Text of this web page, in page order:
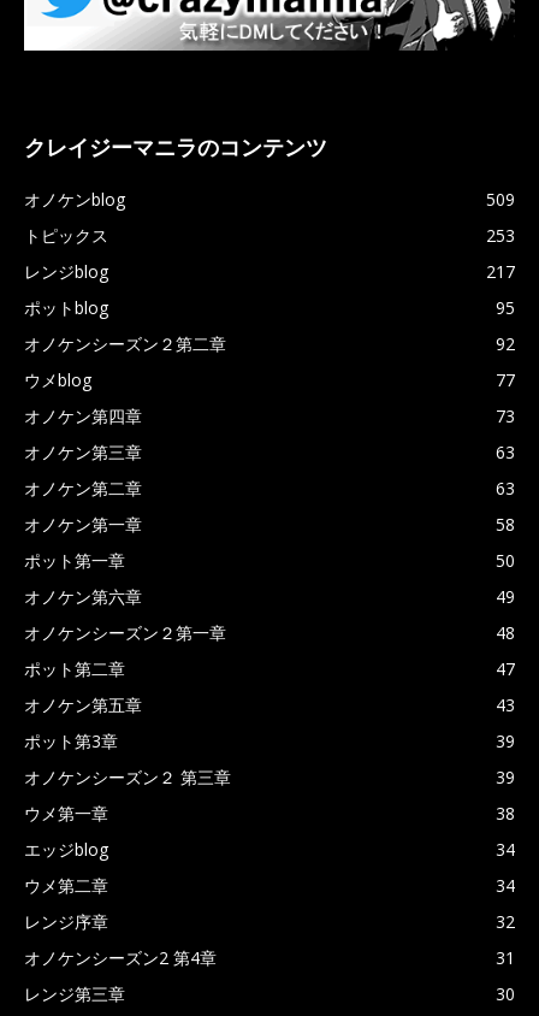
クレイジーマニラのコンテンツ
オノケンblog
509
トピックス
253
レンジblog
217
ポットblog
95
オノケンシーズン２第二章
92
ウメblog
77
オノケン第四章
73
オノケン第三章
63
オノケン第二章
63
オノケン第一章
58
ポット第一章
50
オノケン第六章
49
オノケンシーズン２第一章
48
ポット第二章
47
オノケン第五章
43
ポット第3章
39
オノケンシーズン２ 第三章
39
ウメ第一章
38
エッジblog
34
ウメ第二章
34
レンジ序章
32
オノケンシーズン2 第4章
31
レンジ第三章
30